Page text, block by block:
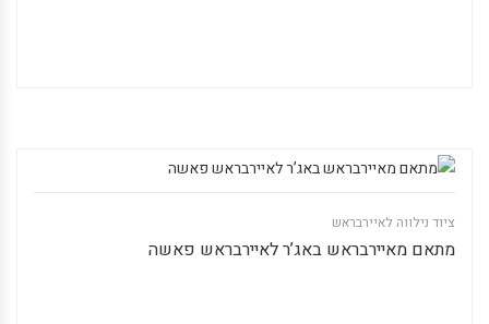
ציוד נילווה לאיירבראש
מתאם מאיירבראש באג’ר לאיירבראש פאשה